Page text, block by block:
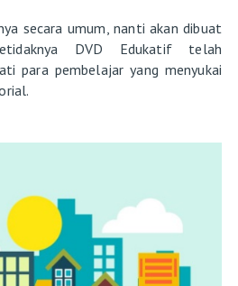
secara umum, nanti akan dibuat
DVD Edukatif telah
para pembelajar yang menyukai